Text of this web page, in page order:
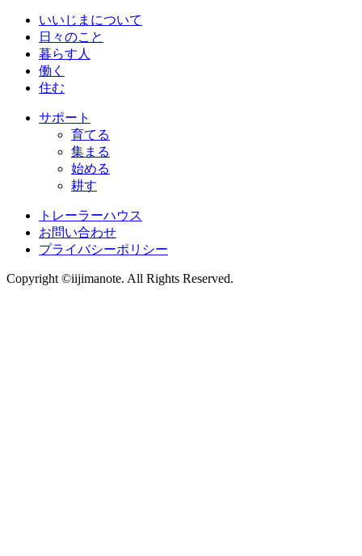
いいじまについて
日々のこと
暮らす人
働く
住む
サポート
育てる
集まる
始める
耕す
トレーラーハウス
お問い合わせ
プライバシーポリシー
Copyright ©iijimanote. All Rights Reserved.